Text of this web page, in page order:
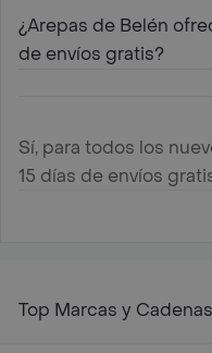
¿Arepas de Belén
de envíos gratis?
Sí, para todos los
15 días de envíos
Top Marcas y